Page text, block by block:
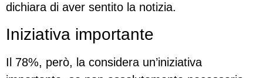
dichiara di aver sentito la notizia.
Iniziativa importante
Il 78%, però, la considera un’iniziativa